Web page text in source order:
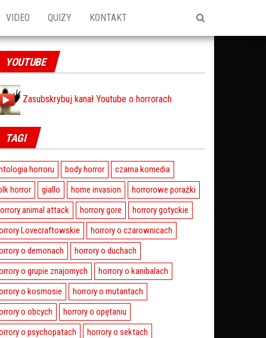
VIDEO QUIZY KONTAKT
YOUTUBE
Zasubskrybuj kanał Youtube o horrorach
TAGI
horroru body horror
czarna komedia
horror
giallo home invasion
horrorowe porażki
animal attack
horrory gore
horrory gotyckie
Lovecraftowskie
horrory o czarownicach
o demonach
horrory o duchach
o grupie znajomych
horrory o kanibalach
o kosmosie
horrory o mutantach
o obcych
horrory o opętaniu
o psychopatach
horrory o sektach